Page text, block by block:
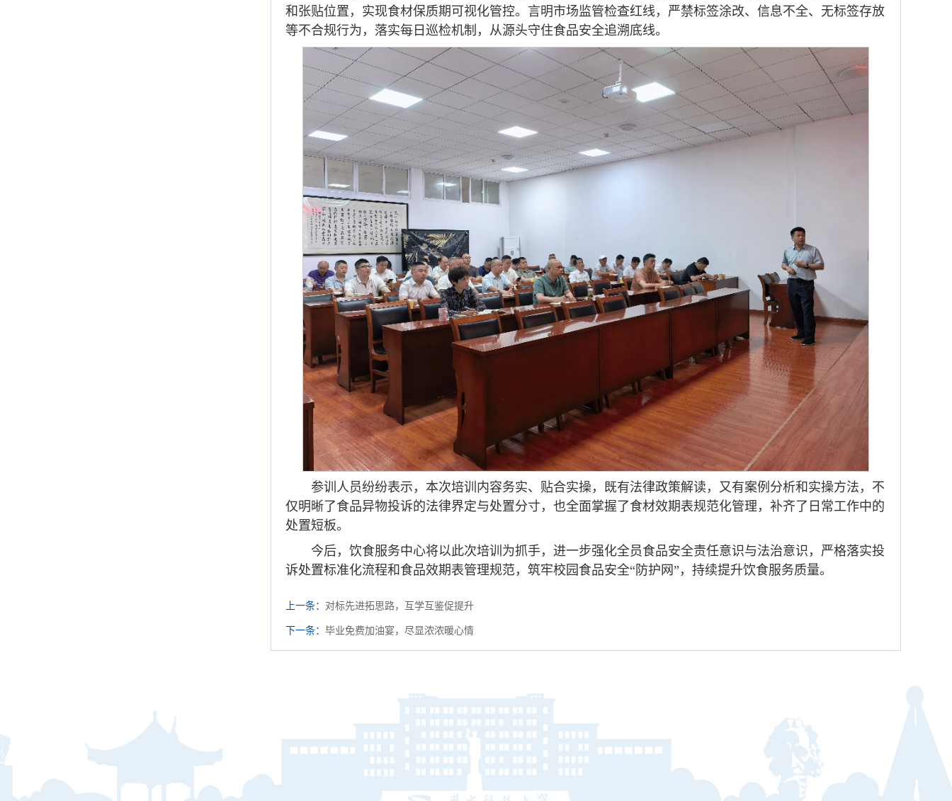
和张贴位置，实现食材保质期可视化管控。言明市场监管检查红线，严禁标签涂改、信息不全、无标签存放
等不合规行为，落实每日巡检机制，从源头守住食品安全追溯底线。
参训人员纷纷表示，本次培训内容务实、贴合实操，既有法律政策解读，又有案例分析和实操方法，不
仅明晰了食品异物投诉的法律界定与处置分寸，也全面掌握了食材效期表规范化管理，补齐了日常工作中的
处置短板。
今后，饮食服务中心将以此次培训为抓手，进一步强化全员食品安全责任意识与法治意识，严格落实投
诉处置标准化流程和食品效期表管理规范，筑牢校园食品安全“防护网”，持续提升饮食服务质量。
上一条： 对标先进拓思路，互学互鉴促提升
下一条： 毕业免费加油宴，尽显浓浓暖心情